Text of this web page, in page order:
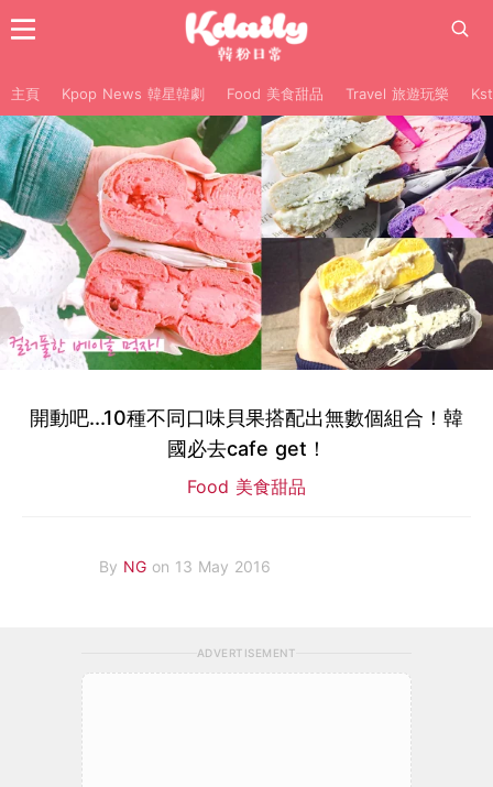
主頁 Kpop News 韓星韓劇 Food 美食甜品 Travel 旅遊玩樂
開動吧...10種不同口味貝果搭配出無數個組合！韓
國必去cafe get！
Food 美食甜品
By NG on 13 May 2016
ADVERTISEMENT